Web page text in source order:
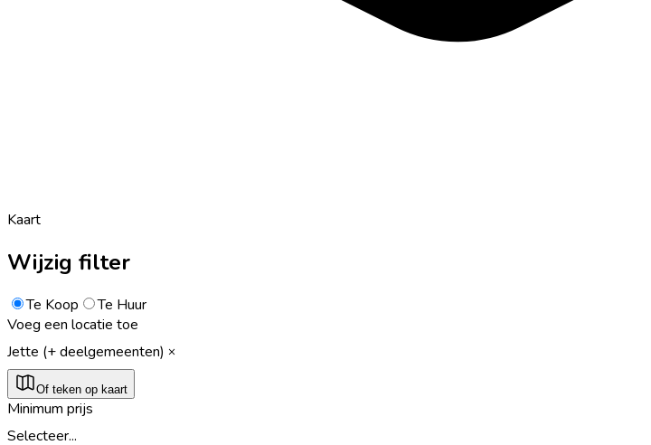
Kaart
Wijzig filter
Te Koop
Te Huur
Voeg een locatie toe
Jette (+ deelgemeenten)
Of teken op kaart
Minimum prijs
Selecteer...